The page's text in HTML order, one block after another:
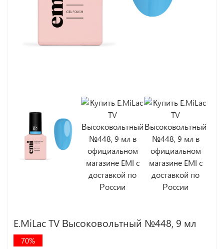
E.MiLac TV Высоковольтный №448, 9 мл
70%